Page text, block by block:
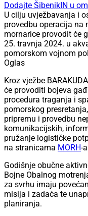
Dodajte ŠibenikIN u
U cilju uvježbavanja i
provedbu operacija na
mornarice provodit će
25. travnja 2024. u
pomorskom vojnom
Oglas
Kroz vježbe
će provoditi bojeva
procedura traganja i
pomorskog
pripremu i provedbu
komunikacijskih,
pružanje logističke
na stranicama MORH-
Godišnje obučne
Bojne Obalnog
za svrhu imaju
misija i zadaća te
planiranja.